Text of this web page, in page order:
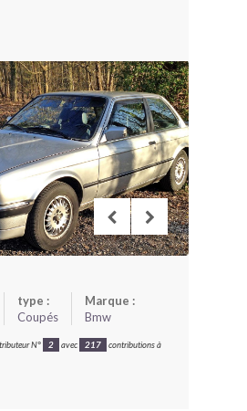
?
ET MARQUES
FONCTIONNE BLV ?
type :
Coupés
Marque :
Bmw
N° 2 avec 217 contributions à